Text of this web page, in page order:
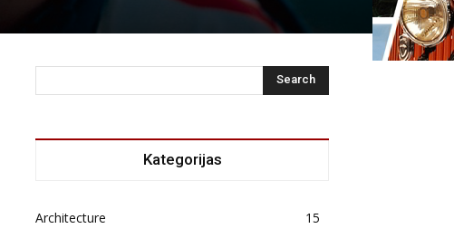
Kategorijas
Architecture
15